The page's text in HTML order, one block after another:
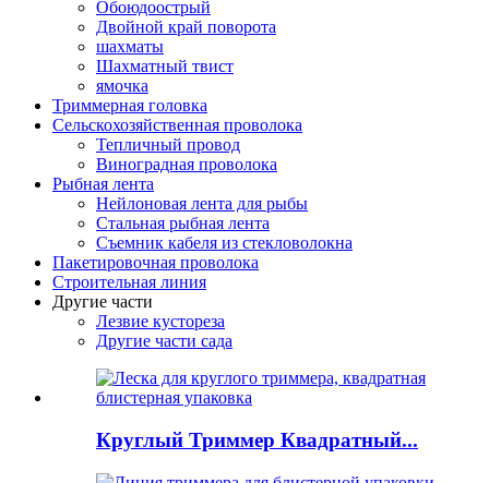
Обоюдоострый
Двойной край поворота
шахматы
Шахматный твист
ямочка
Триммерная головка
Сельскохозяйственная проволока
Тепличный провод
Виноградная проволока
Рыбная лента
Нейлоновая лента для рыбы
Стальная рыбная лента
Съемник кабеля из стекловолокна
Пакетировочная проволока
Строительная линия
Другие части
Лезвие кустореза
Другие части сада
Круглый Триммер Квадратный...